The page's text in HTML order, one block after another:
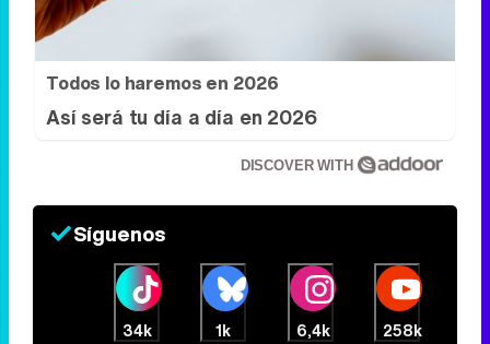
Todos lo haremos en 2026
Así será tu día a día en 2026
DISCOVER WITH
Síguenos
34k 1k 6,4k 258k